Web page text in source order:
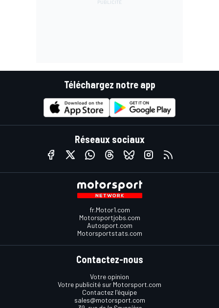
Téléchargez notre app
Réseaux sociaux
fr.Motor1.com
Motorsportjobs.com
Autosport.com
Motorsportstats.com
Contactez-nous
Votre opinion
Votre publicité sur Motorsport.com
Contactez l'équipe
sales@motorsport.com